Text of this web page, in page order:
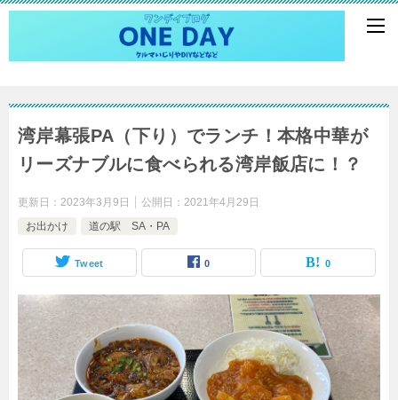
湾岸幕張PA（下り）でランチ！本格中華が
リーズナブルに食べられる湾岸飯店に！？
更新日： 2023年3月9日 公開日： 2021年4月29日
お出かけ
道の駅 SA・PA
Tweet 0 0